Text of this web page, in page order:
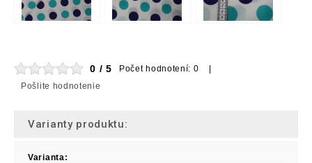
0 / 5
Počet hodnotení: 0 |
Pošlite hodnotenie
Varianty produktu:
Varianta: